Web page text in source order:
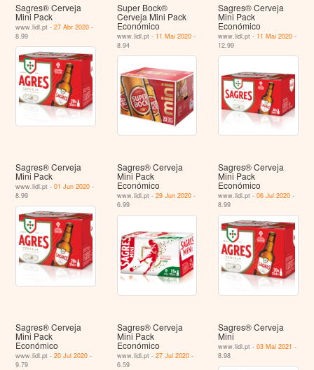
Sagres® Cerveja
Mini Pack
www.lidl.pt -27 Abr 2020 -
8.99
Super Bock®
Cerveja Mini Pack
Económico
www.lidl.pt - 11 Mai 2020-
8.94
Sagres® Cerveja
Mini Pack
Económico
www.lidl.pt - 11 Mai 2020 -
12.99
Sagres® Cerveja
Mini Pack
www.lidl.pt -01 Jun 2020 -
8.99
Sagres® Cerveja
Mini Pack
Económico
www.lidl.pt - 29 Jun 2020-
6.99
Sagres® Cerveja
Mini Pack
Económico
www.lidl.pt -06 Jul 2020 -
8.99
Sagres® Cerveja
Mini Pack
Económico
www.lidl.pt -20 Jul 2020 -
9.79
Sagres® Cerveja
Mini Pack
Económico
www.lidl.pt - 27 Jul 2020-
6.59
Sagres® Cerveja
Mini
www.lidl.pt -03 Mai 2021 -
8.98